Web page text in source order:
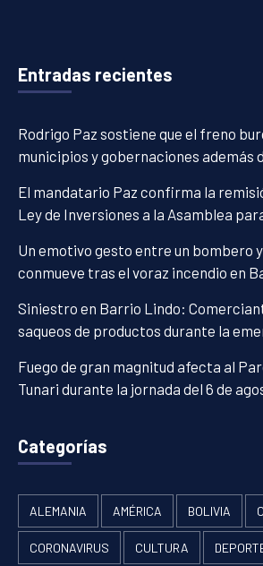
Entradas recientes
Rodrigo Paz sostiene que el freno
municipios y gobernaciones además
El mandatario Paz confirma la
Ley de Inversiones a la Asamblea
Un emotivo gesto entre un bombero
conmueve tras el voraz incendio en
Siniestro en Barrio Lindo:
saqueos de productos durante la
Fuego de gran magnitud afecta al
Tunari durante la jornada del 6 de
Categorías
ALEMANIA AMÉRICA BOLIVIA
CORONAVIRUS CULTURA